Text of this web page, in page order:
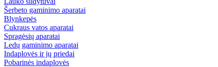
Šerbeto gaminimo aparatai
Blynkepės
Cukraus vatos aparatai
Spragėsių aparatai
Ledų gaminimo aparatai
Indaplovės ir jų priedai
Pobarinės indaplovės